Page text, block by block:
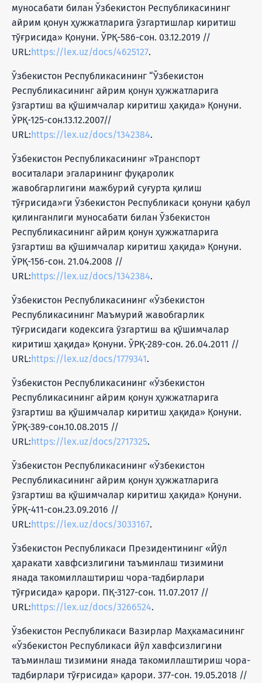
муносабати билан Ўзбекистон Республикасининг
айрим қонун ҳужжатларига ўзгартишлар киритиш
тўғрисида» Қонуни. ЎРҚ-586-сон. 03.12.2019 //
URL:https://lex.uz/docs/4625127.
Ўзбекистон Республикасининг “Ўзбекистон
Республикасининг айрим қонун ҳужжатларига
ўзгартиш ва қўшимчалар киритиш ҳақида» Қонуни.
ЎРҚ-125-сон.13.12.2007//
URL:https://lex.uz/docs/1342384.
Ўзбекистон Республикасининг »Транспорт
воситалари эгаларининг фуқаролик
жавобгарлигини мажбурий суғурта қилиш
тўғрисида»ги Ўзбекистон Республикаси қонуни қабул
қилинганлиги муносабати билан Ўзбекистон
Республикасининг айрим қонун ҳужжатларига
ўзгартиш ва қўшимчалар киритиш ҳақида» Қонуни.
ЎРҚ-156-сон. 21.04.2008 //
URL:https://lex.uz/docs/1342384.
Ўзбекистон Республикасининг «Ўзбекистон
Республикасининг Маъмурий жавобгарлик
тўғрисидаги кодексига ўзгартиш ва қўшимчалар
киритиш ҳақида» Қонуни. ЎРҚ-289-сон. 26.04.2011 //
URL:https://lex.uz/docs/1779341.
Ўзбекистон Республикасининг «Ўзбекистон
Республикасининг айрим қонун ҳужжатларига
ўзгартиш ва қўшимчалар киритиш ҳақида» Қонуни.
ЎРҚ-389-сон.10.08.2015 //
URL:https://lex.uz/docs/2717325.
Ўзбекистон Республикасининг «Ўзбекистон
Республикасининг айрим қонун ҳужжатларига
ўзгартиш ва қўшимчалар киритиш ҳақида» Қонуни.
ЎРҚ-411-сон.23.09.2016 //
URL:https://lex.uz/docs/3033167.
Ўзбекистон Республикаси Президентининг «Йўл
ҳаракати хавфсизлигини таъминлаш тизимини
янада такомиллаштириш чора-тадбирлари
тўғрисида» қарори. ПҚ-3127-сон. 11.07.2017 //
URL:https://lex.uz/docs/3266524.
Ўзбекистон Республикаси Вазирлар Маҳкамасининг
«Ўзбекистон Республикаси йўл хавфсизлигини
таъминлаш тизимини янада такомиллаштириш чора-
тадбирлари тўғрисида» қарори. 377-сон. 19.05.2018 //